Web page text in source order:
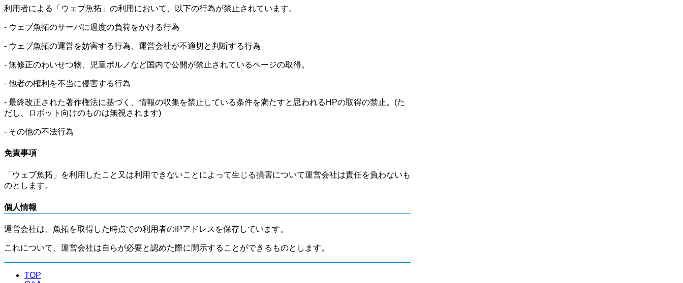
利用者による「ウェブ魚拓」の利用において、以下の行為が禁止されています。
- ウェブ魚拓のサーバに過度の負荷をかける行為
- ウェブ魚拓の運営を妨害する行為、運営会社が不適切と判断する行為
- 無修正のわいせつ物、児童ポルノなど国内で公開が禁止されているページの取得。
- 他者の権利を不当に侵害する行為
- 最終改正された著作権法に基づく、情報の収集を禁止している条件を満たすと思われるHPの取得の禁止。(た
だし、ロボット向けのものは無視されます)
- その他の不法行為
免責事項
「ウェブ魚拓」を利用したこと又は利用できないことによって生じる損害について運営会社は責任を負わないも
のとします。
個人情報
運営会社は、魚拓を取得した時点での利用者のIPアドレスを保存しています。
これについて、運営会社は自らが必要と認めた際に開示することができるものとします。
TOP